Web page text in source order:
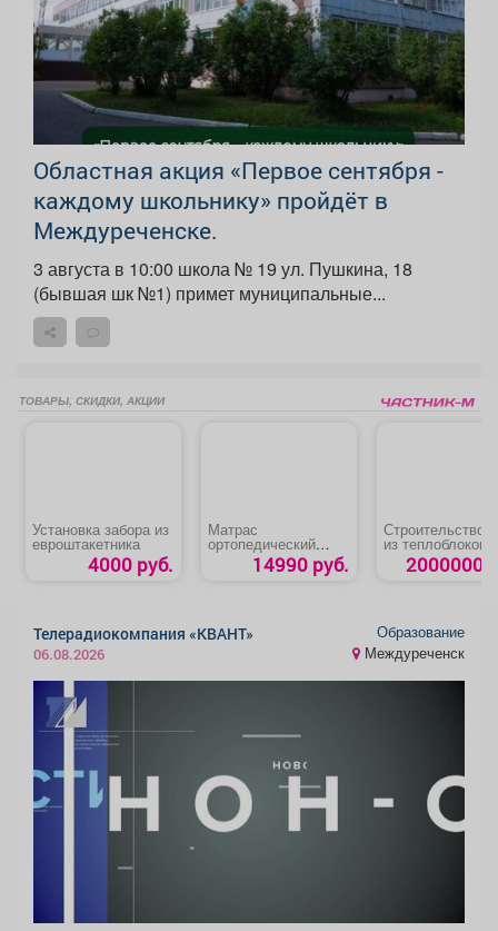
Областная акция «Первое сентября -
каждому школьнику» пройдёт в
Междуреченске.
3 августа в 10:00 школа № 19 ул. Пушкина, 18
(бывшая шк №1) примет муниципальные...
ТОВАРЫ, СКИДКИ, АКЦИИ
Установка забора из
евроштакетника
4000 руб.
Матрас
ортопедический
«Эко Дуэт»14990 руб.
Строительство
из теплоблоков
2000000
Телерадиокомпания «КВАНТ»
06.08.2026
Образование
Междуреченск